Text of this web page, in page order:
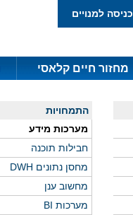
כניסה למנויים
מחזור חיים קלאסי
התמחויות
מערכות מידע
חבילות תוכנה
מחסן נתונים DWH
מחשוב ענן
מערכות BI